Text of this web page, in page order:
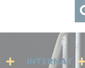
INTERNAT